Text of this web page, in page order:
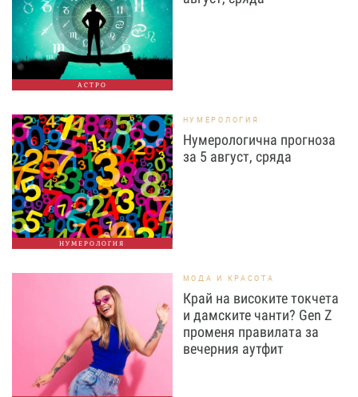
АСТРО
НУМЕРОЛОГИЯ
НУМЕРОЛОГИЯ
Нумерологична прогноза
за 5 август, сряда
МОДА И КРАСОТА
Край на високите токчета
и дамските чанти? Gen Z
променя правилата за
вечерния аутфит